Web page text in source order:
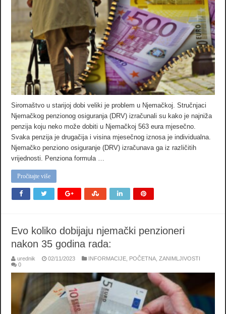
Siromaštvo u starijoj dobi veliki je problem u Njemačkoj. Stručnjaci
Njemačkog penzionog osiguranja (DRV) izračunali su kako je najniža
penzija koju neko može dobiti u Njemačkoj 563 eura mjesečno.
Svaka penzija je drugačija i visina mjesečnog iznosa je individualna.
Njemačko penziono osiguranje (DRV) izračunava ga iz različitih
vrijednosti. Penziona formula …
Pročitajte više
Evo koliko dobijaju njemački penzioneri
nakon 35 godina rada:
urednik 02/11/2023 INFORMACIJE POČETNA ,ZANIMLJIVOSTI
0